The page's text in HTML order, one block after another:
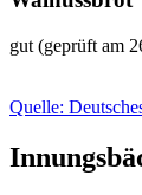
gut (geprüft am
Quelle: